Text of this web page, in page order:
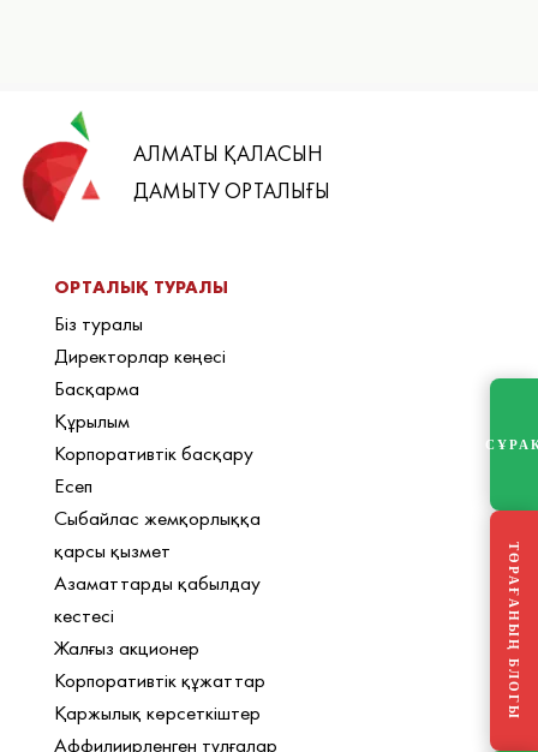
АЛМАТЫ ҚАЛАСЫН
ДАМЫТУ ОРТАЛЫҒЫ
ОРТАЛЫҚ ТУРАЛЫ
Біз туралы
Директорлар кеңесі
Басқарма
Құрылым
Корпоративтік басқару
Есеп
Сыбайлас жемқорлыққа
қарсы қызмет
Азаматтарды қабылдау
кестесі
Жалғыз акционер
Корпоративтік құжаттар
Қаржылық көрсеткіштер
Аффилиирленген тұлғалар
ТӨРАҒАНЫҢ БЛОГЫ